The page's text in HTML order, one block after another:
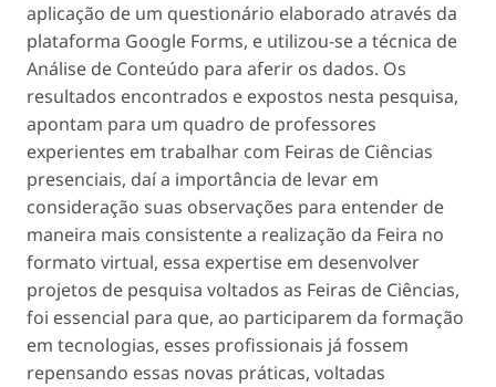
aplicação de um questionário elaborado através da
plataforma Google Forms, e utilizou-se a técnica de
Análise de Conteúdo para aferir os dados. Os
resultados encontrados e expostos nesta pesquisa,
apontam para um quadro de professores
experientes em trabalhar com Feiras de Ciências
presenciais, daí a importância de levar em
consideração suas observações para entender de
maneira mais consistente a realização da Feira no
formato virtual, essa expertise em desenvolver
projetos de pesquisa voltados as Feiras de Ciências,
foi essencial para que, ao participarem da formação
em tecnologias, esses profissionais já fossem
repensando essas novas práticas, voltadas